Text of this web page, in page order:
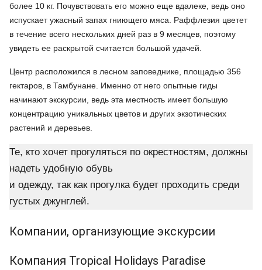
более 10 кг. Почувствовать его можно еще вдалеке, ведь оно
испускает ужасный запах гниющего мяса. Раффлезия цветет
в течение всего нескольких дней раз в 9 месяцев, поэтому
увидеть ее раскрытой считается большой удачей.
Центр расположился в лесном заповеднике, площадью 356
гектаров, в Тамбунане. Именно от него опытные гиды
начинают экскурсии, ведь эта местность имеет большую
концентрацию уникальных цветов и других экзотических
растений и деревьев.
Те, кто хочет прогуляться по окрестностям, должны
надеть удобную обувь
и одежду, так как прогулка будет проходить среди
густых джунглей.
Компании, организующие экскурсии
Компания Tropical Holidays Paradise